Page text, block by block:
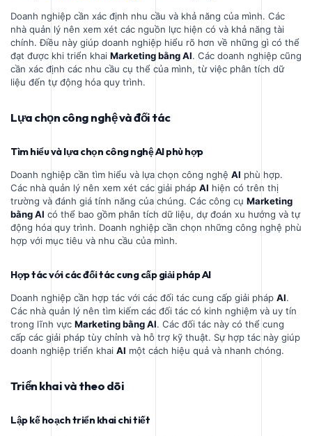
Doanh nghiệp cần xác định nhu cầu và khả năng của mình. Các
nhà quản lý nên xem xét các nguồn lực hiện có và khả năng tài
chính. Điều này giúp doanh nghiệp hiểu rõ hơn về những gì có thể
đạt được khi triển khai Marketing bằng AI. Các doanh nghiệp cũng
cần xác định các nhu cầu cụ thể của mình, từ việc phân tích dữ
liệu đến tự động hóa quy trình.
Lựa chọn công nghệ và đối tác
Tìm hiểu và lựa chọn công nghệ AI phù hợp
Doanh nghiệp cần tìm hiểu và lựa chọn công nghệ AI phù hợp.
Các nhà quản lý nên xem xét các giải pháp AI hiện có trên thị
trường và đánh giá tính năng của chúng. Các công cụ Marketing
bằng AI có thể bao gồm phân tích dữ liệu, dự đoán xu hướng và tự
động hóa quy trình. Doanh nghiệp cần chọn những công nghệ phù
hợp với mục tiêu và nhu cầu của mình.
Hợp tác với các đối tác cung cấp giải pháp AI
Doanh nghiệp cần hợp tác với các đối tác cung cấp giải pháp AI.
Các nhà quản lý nên tìm kiếm các đối tác có kinh nghiệm và uy tín
trong lĩnh vực Marketing bằng AI. Các đối tác này có thể cung
cấp các giải pháp tùy chỉnh và hỗ trợ kỹ thuật. Sự hợp tác này giúp
doanh nghiệp triển khai AI một cách hiệu quả và nhanh chóng.
Triển khai và theo dõi
Lập kế hoạch triển khai chi tiết